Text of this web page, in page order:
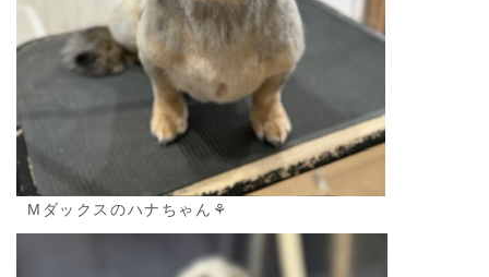
Mダックスのハナちゃん⚘